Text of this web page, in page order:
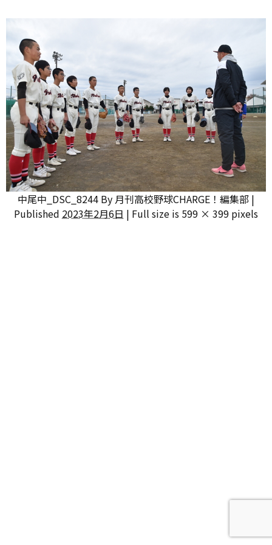
中尾中_DSC_8244 By 月刊高校野球CHARGE！編集部 |
Published 2023年2月6日 | Full size is 599 × 399 pixels